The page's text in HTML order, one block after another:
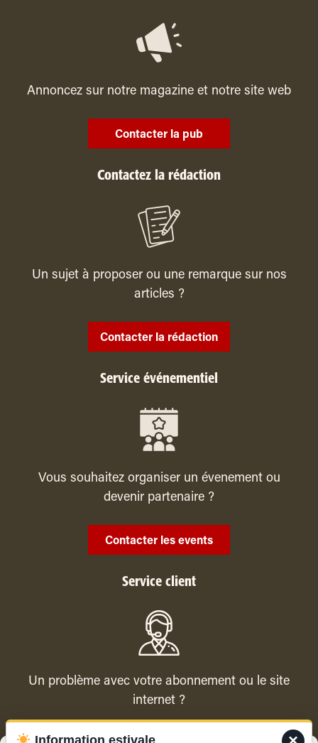
Annoncez sur notre magazine et notre site web
Contacter la pub
Contactez la rédaction
Un sujet à proposer ou une remarque sur nos
articles ?
Contacter la rédaction
Service événementiel
Vous souhaitez organiser un évenement ou
devenir partenaire ?
Contacter les events
Service client
Un problème avec votre abonnement ou le site
internet ?
Information estivale